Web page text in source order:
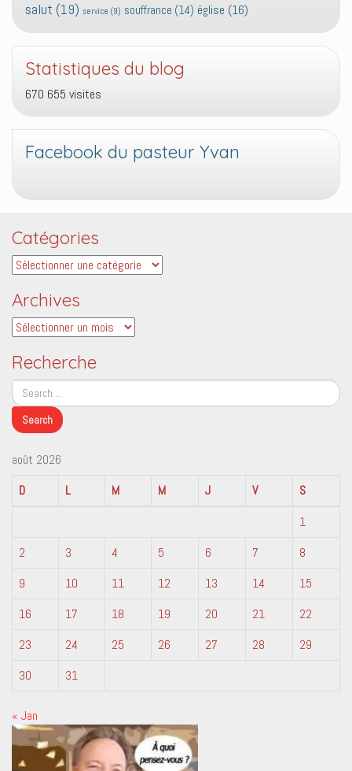
salut (19) service (9) souffrance (14) église (16)
Statistiques du blog
670 655 visites
Facebook du pasteur Yvan
Catégories
Catégories
Archives
Archives
Recherche
août 2026
D
L M M J V
S
1
2
3 4 5 6 7
8
9
10 11 12 13 14
15
16
17 18 19 20 21
22
23
24 25 26 27 28
29
30
31
« Jan